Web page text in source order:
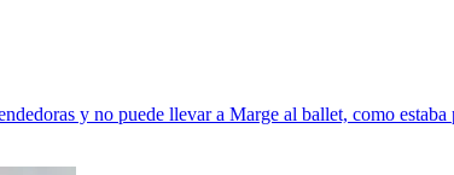
y no puede llevar a Marge al ballet, como